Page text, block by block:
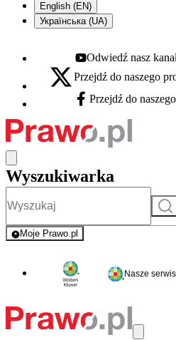
English (EN)
Українська (UA)
Youtube - otwiera się w
Odwiedź nasz
X - otwiera się w nowej karcie
Przejdź do naszego
Facebook - otwiera się w
Przejdź do
Wyszukiwarka
Moje Prawo.pl
- rejestracja i logowanie do
Nasze